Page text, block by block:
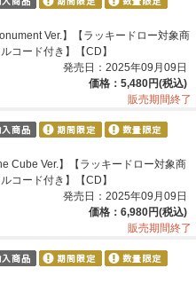
Ver.】【ラッキードロー対象商
コード付き】【CD】
発売日：2025年09月09日
価格：5,480円(税込)
販売期間終了
Cube Ver.】【ラッキードロー対象商
コード付き】【CD】
発売日：2025年09月09日
価格：6,980円(税込)
販売期間終了